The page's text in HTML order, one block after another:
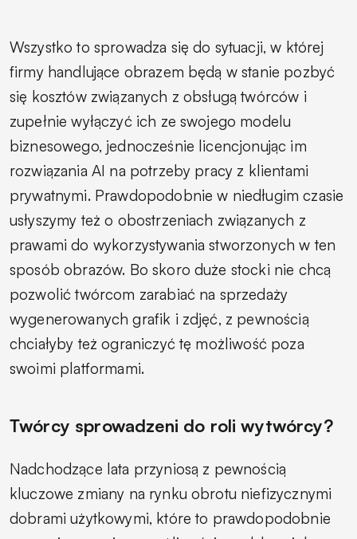
Wszystko to sprowadza się do sytuacji, w której
firmy handlujące obrazem będą w stanie pozbyć
się kosztów związanych z obsługą twórców i
zupełnie wyłączyć ich ze swojego modelu
biznesowego, jednocześnie licencjonując im
rozwiązania AI na potrzeby pracy z klientami
prywatnymi. Prawdopodobnie w niedługim czasie
usłyszymy też o obostrzeniach związanych z
prawami do wykorzystywania stworzonych w ten
sposób obrazów. Bo skoro duże stocki nie chcą
pozwolić twórcom zarabiać na sprzedaży
wygenerowanych grafik i zdjęć, z pewnością
chciałyby też ograniczyć tę możliwość poza
swoimi platformami.
Twórcy sprowadzeni do roli wytwórcy?
Nadchodzące lata przyniosą z pewnością
kluczowe zmiany na rynku obrotu niefizycznymi
dobrami użytkowymi, które to prawdopodobnie